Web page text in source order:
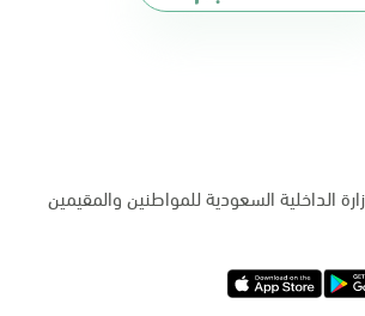
الداخلية السعودية للمواطنين والمقيمين